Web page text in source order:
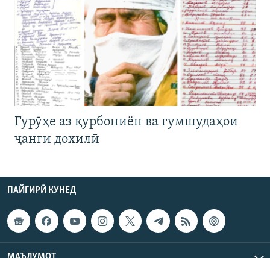
Гурӯҳе аз қурбониён ва гумшудаҳои
ҷанги дохилӣ
ПАЙГИРӢ КУНЕД